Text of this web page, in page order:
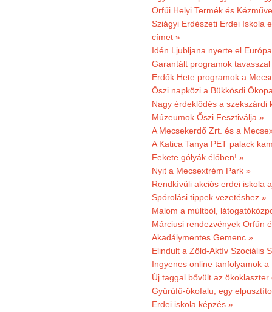
Orfűi Helyi Termék és
Sziágyi Erdészeti Erdei Iskola
címet »
Idén Ljubljana nyerte el
Garantált programok tavasszal
Erdők Hete programok a
Őszi napközi a Bükkösdi
Nagy érdeklődés a szekszárdi
Múzeumok Őszi Fesztiválja »
A Mecsekerdő Zrt. és a
A Katica Tanya PET palack
Fekete gólyák élőben! »
Nyit a Mecsextrém Park »
Rendkívüli akciós erdei iskola
Spórolási tippek vezetéshez »
Malom a múltból,
Márciusi rendezvények Orfűn
Akadálymentes Gemenc »
Elindult a Zöld-Aktív Szociális
Ingyenes online tanfolyamok
Új taggal bővült az ökoklaszter
Gyűrűfű-ökofalu, egy
Erdei iskola képzés »